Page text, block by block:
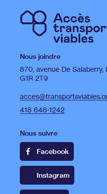
Nous joindre
870, avenue De
G1R 2T9
418 648-1242
Nous suivre
Facebook
Instagram